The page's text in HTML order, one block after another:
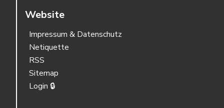
Website
Impressum & Datenschutz
Netiquette
RSS
Sitemap
Login 🔒